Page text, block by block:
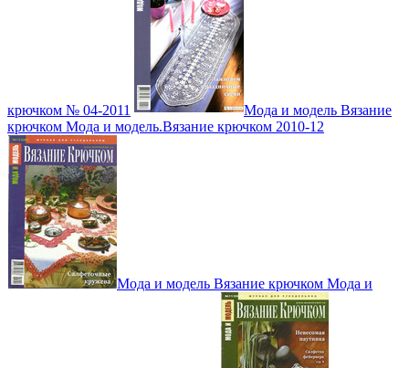
крючком № 04-2011
Мода и модель Вязание
крючком Мода и модель.Вязание крючком 2010-12
Мода и модель Вязание крючком Мода и